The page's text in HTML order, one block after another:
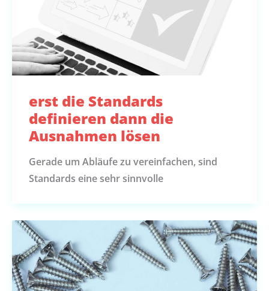
erst die Standards
definieren dann die
Ausnahmen lösen
Gerade um Abläufe zu vereinfachen, sind
Standards eine sehr sinnvolle